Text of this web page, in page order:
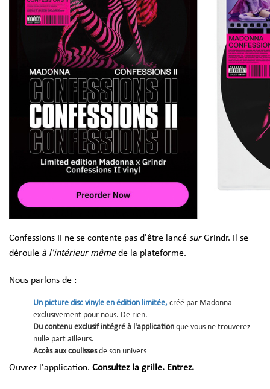
Confessions II ne se contente pas d'être lancé sur Grindr. Il se
déroule à l'intérieur même de la plateforme.
Nous parlons de :
Un picture disc vinyle en édition limitée, créé par Madonna
exclusivement pour nous. De rien.
Du contenu exclusif intégré à l'application que vous ne trouverez
nulle part ailleurs.
Accès aux coulisses de son univers
Ouvrez l'application. Consultez la grille. Entrez.